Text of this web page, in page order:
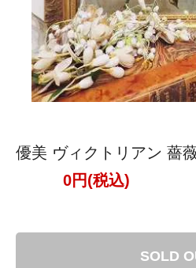
優美 ヴィクトリアン 薔
0円(税込)
SOLD